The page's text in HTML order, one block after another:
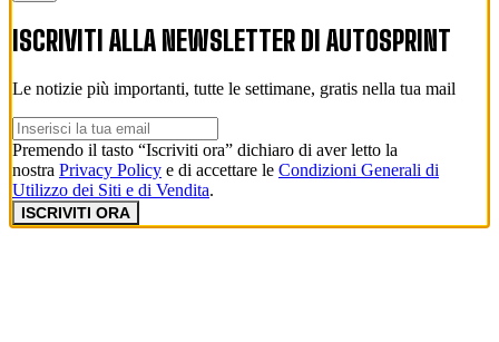
ISCRIVITI ALLA NEWSLETTER DI AUTOSPRINT
Le notizie più importanti, tutte le settimane, gratis nella tua mail
Premendo il tasto “Iscriviti ora” dichiaro di aver letto la
nostra Privacy Policy e di accettare le Condizioni Generali di
Utilizzo dei Siti e di Vendita.
ISCRIVITI ORA